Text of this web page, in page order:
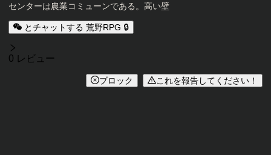
センターは農業コミューンである。高い壁
とチャットする 荒野RPG 🔒
レビュー
0 レビュー
ブロック これを報告してください！